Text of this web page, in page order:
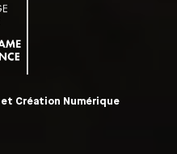
Création Numérique